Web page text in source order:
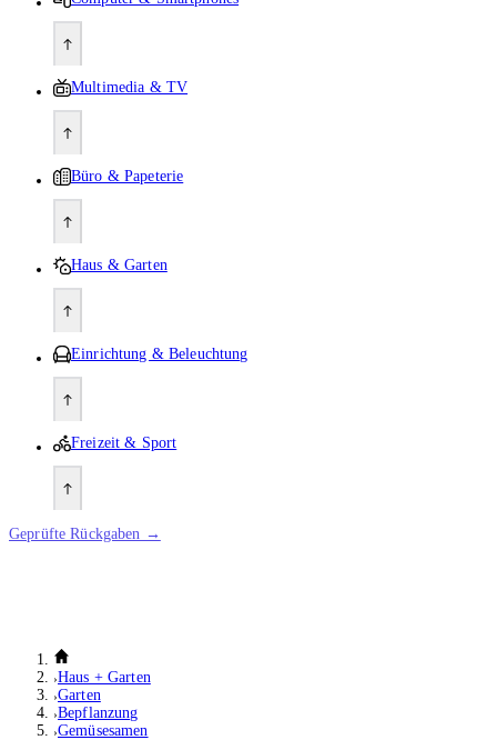
Multimedia & TV
Büro & Papeterie
Haus & Garten
Einrichtung & Beleuchtung
Freizeit & Sport
Geprüfte Rückgaben →
Haus + Garten
Garten
Bepflanzung
Gemüsesamen